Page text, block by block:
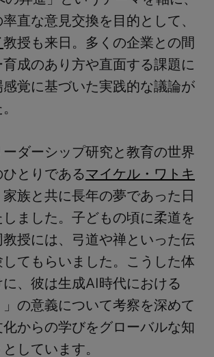
直な意見交換を目的として、
教授も来日。多くの企業との間
成のあり方や直面する課題に
覚に基づいた実践的な議論が
ーダーシップ研究と教育の世界
とりであるマイケル・ワトキ
族と共に長年の夢であった日
ました。子どもの頃に柔道を
授には、弓道や禅といった伝
てもらいました。こうした体
、彼は生成AI時代における
」の意義について考察を深めて
からの学びをグローバルな知
しています。